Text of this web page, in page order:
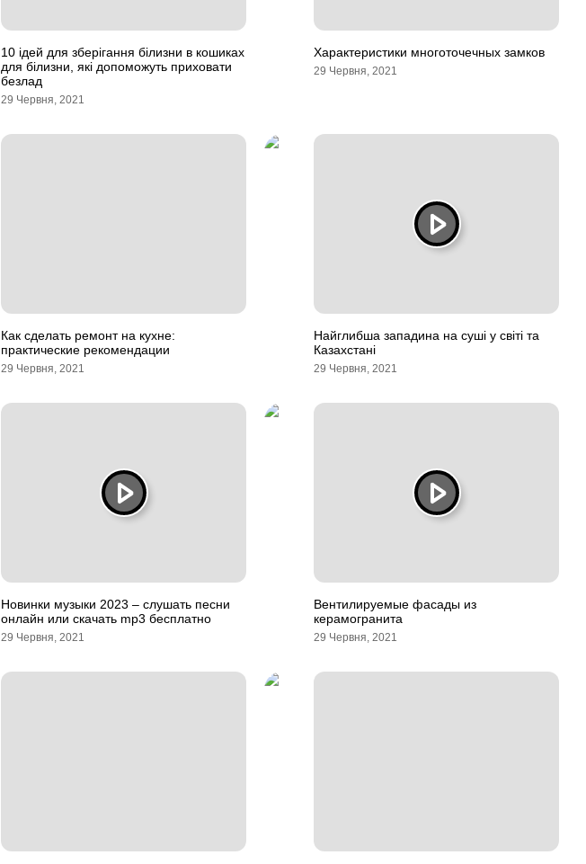
10 ідей для зберігання білизни в кошиках
для білизни, які допоможуть приховати
безлад
29 Червня, 2021
Характеристики многоточечных замков
29 Червня, 2021
Как сделать ремонт на кухне:
практические рекомендации
29 Червня, 2021
Найглибша западина на суші у світі та
Казахстані
29 Червня, 2021
Новинки музыки 2023 – слушать песни
онлайн или скачать mp3 бесплатно
29 Червня, 2021
Вентилируемые фасады из
керамогранита
29 Червня, 2021